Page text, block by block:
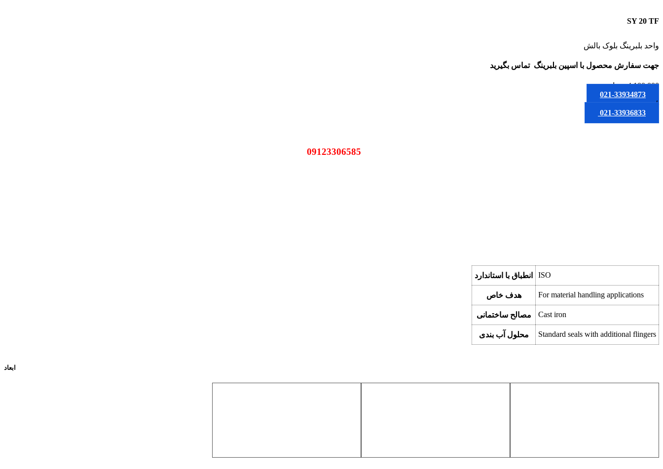
SY 20 TF
واحد بلبرینگ بلوک بالش
جهت سفارش محصول با اسپین بلبرینگ تماس بگیرید
4,100,000 تومان
021-33934873
یا
021-33936833
انطباق با استاندارد ISO
هدف خاص For material handling applications
مصالح ساختمانی Cast iron
محلول آب بندی Standard seals with additional flingers
ابعاد